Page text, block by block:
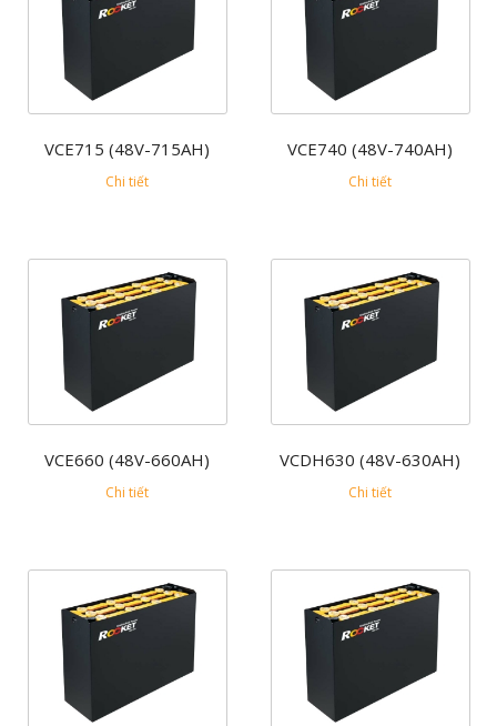
VCE715 (48V-715AH)
Chi tiết
VCE740 (48V-740AH)
Chi tiết
VCE660 (48V-660AH)
Chi tiết
VCDH630 (48V-630AH)
Chi tiết